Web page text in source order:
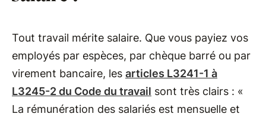
Tout travail mérite salaire. Que vous payiez vos
employés par espèces, par chèque barré ou par
virement bancaire, les articles L3241-1 à
L3245-2 du Code du travail sont très clairs : «
La rémunération des salariés est mensuelle et